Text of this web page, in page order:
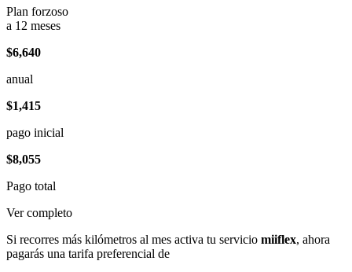
Plan forzoso
a 12 meses
$6,640
anual
$1,415
pago inicial
$8,055
Pago total
Ver completo
Si recorres más kilómetros al mes activa tu servicio miiflex, ahora
pagarás una tarifa preferencial de